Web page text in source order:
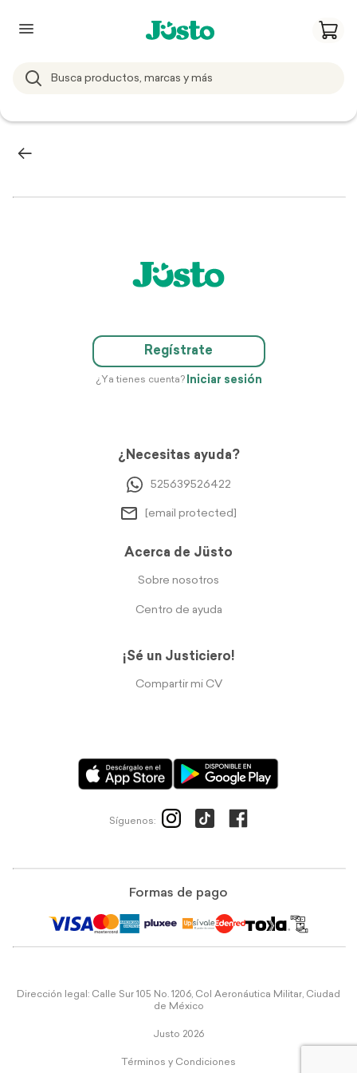
Regístrate
¿Ya tienes cuenta? Iniciar sesión
¿Necesitas ayuda?
525639526422
[email protected]
Acerca de Jüsto
Sobre nosotros
Centro de ayuda
¡Sé un Justiciero!
Compartir mi CV
Síguenos:
Formas de pago
Dirección legal: Calle Sur 105 No. 1206, Col Aeronáutica Militar, Ciudad
de México
Justo 2026
Términos y Condiciones